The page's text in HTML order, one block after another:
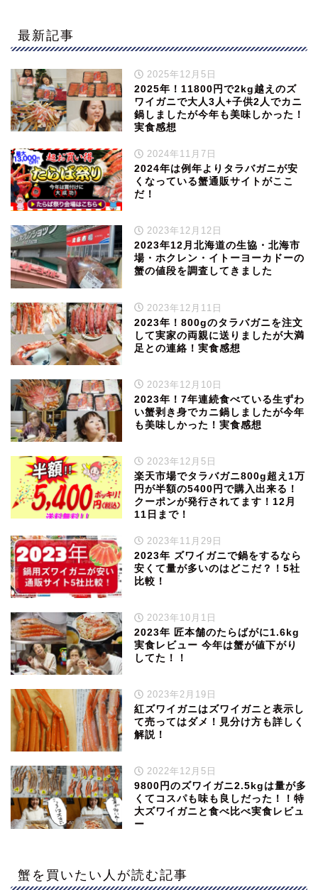
最新記事
2025年12月5日
2025年！11800円で2kg越えのズ
ワイガニで大人3人+子供2人でカニ
鍋しましたが今年も美味しかった！
実食感想
2024年11月7日
2024年は例年よりタラバガニが安
くなっている蟹通販サイトがここ
だ！
2023年12月12日
2023年12月北海道の生協・北海市
場・ホクレン・イトーヨーカドーの
蟹の値段を調査してきました
2023年12月11日
2023年！800gのタラバガニを注文
して実家の両親に送りましたが大満
足との連絡！実食感想
2023年12月10日
2023年！7年連続食べている生ずわ
い蟹剥き身でカニ鍋しましたが今年
も美味しかった！実食感想
2023年12月5日
楽天市場でタラバガニ800g超え1万
円が半額の5400円で購入出来る！
クーポンが発行されてます！12月
11日まで！
2023年11月29日
2023年 ズワイガニで鍋をするなら
安くて量が多いのはどこだ？！5社
比較！
2023年10月1日
2023年 匠本舗のたらばがに1.6kg
実食レビュー 今年は蟹が値下がり
してた！！
2023年2月19日
紅ズワイガニはズワイガニと表示し
て売ってはダメ！見分け方も詳しく
解説！
2022年12月5日
9800円のズワイガニ2.5kgは量が多
くてコスパも味も良しだった！！特
大ズワイガニと食べ比べ実食レビュ
ー
蟹を買いたい人が読む記事